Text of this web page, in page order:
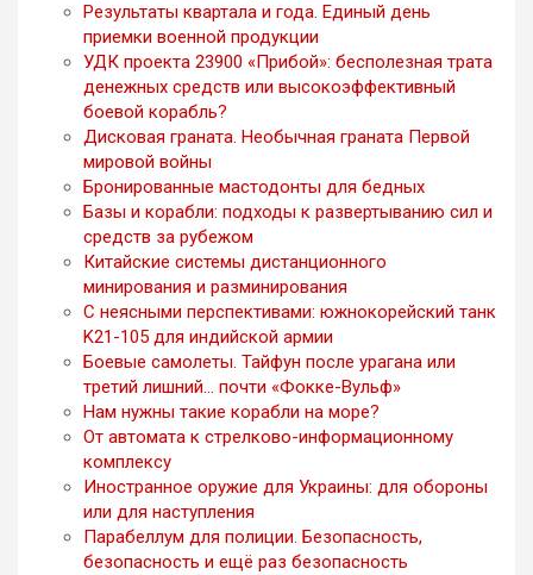
Результаты квартала и года. Единый день
приемки военной продукции
УДК проекта 23900 «Прибой»: бесполезная трата
денежных средств или высокоэффективный
боевой корабль?
Дисковая граната. Необычная граната Первой
мировой войны
Бронированные мастодонты для бедных
Базы и корабли: подходы к развертыванию сил и
средств за рубежом
Китайские системы дистанционного
минирования и разминирования
С неясными перспективами: южнокорейский танк
K21-105 для индийской армии
Боевые самолеты. Тайфун после урагана или
третий лишний… почти «Фокке-Вульф»
Нам нужны такие корабли на море?
От автомата к стрелково-информационному
комплексу
Иностранное оружие для Украины: для обороны
или для наступления
Парабеллум для полиции. Безопасность,
безопасность и ещё раз безопасность